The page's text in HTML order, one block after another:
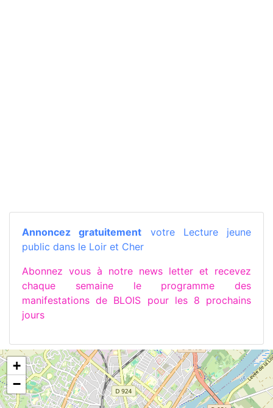
Annoncez gratuitement votre Lecture jeune
public dans le Loir et Cher
Abonnez vous à notre news letter et recevez
chaque semaine le programme des
manifestations de BLOIS pour les 8 prochains
jours
+
−